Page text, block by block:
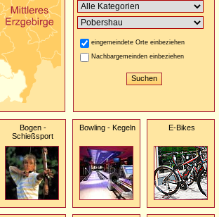
eingemeindete Orte einbeziehen
Nachbargemeinden einbeziehen
Bogen -
Schießsport
Bowling - Kegeln E-Bikes